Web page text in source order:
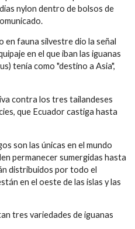
nylon dentro de bolsos de
fauna silvestre dio la señal
en el que iban las iguanas
tenía como "destino a Asia",
contra los tres tailandeses
que Ecuador castiga hasta
son las únicas en el mundo
permanecer sumergidas hasta
distribuidos por todo el
en el oeste de las islas y las
tres variedades de iguanas